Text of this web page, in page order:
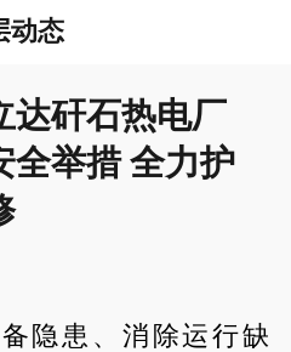
动态
达矸石热电厂
全举措 全力护
隐患、消除运行缺